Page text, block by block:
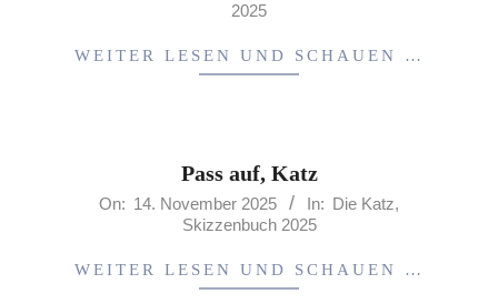
2025
WEITER LESEN UND SCHAUEN …
Pass auf, Katz
2025-On: 14. November 2025 In: Die Katz,
Skizzenbuch 2025
WEITER LESEN UND SCHAUEN …